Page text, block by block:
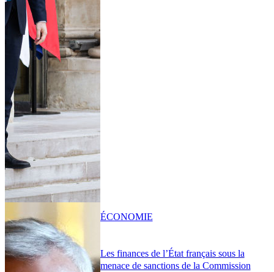
Les finances de l’État français sous la
menace de sanctions de la Commission
ÉCONOMIE